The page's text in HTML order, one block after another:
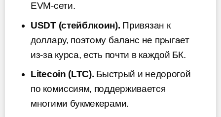
EVM-сети.
USDT (стейблкоин). Привязан к
доллару, поэтому баланс не прыгает
из-за курса, есть почти в каждой БК.
Litecoin (LTC). Быстрый и недорогой
по комиссиям, поддерживается
многими букмекерами.